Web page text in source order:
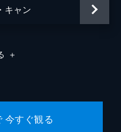
キャン
＋
今すぐ観る